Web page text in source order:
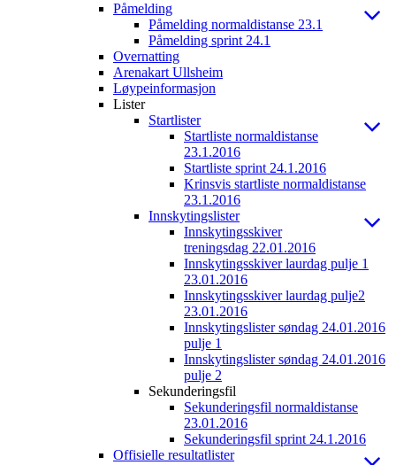
Påmelding
Påmelding normaldistanse 23.1
Påmelding sprint 24.1
Overnatting
Arenakart Ullsheim
Løypeinformasjon
Lister
Startlister
Startliste normaldistanse
23.1.2016
Startliste sprint 24.1.2016
Krinsvis startliste normaldistanse
23.1.2016
Innskytingslister
Innskytingsskiver
treningsdag 22.01.2016
Innskytingsskiver laurdag pulje 1
23.01.2016
Innskytingsskiver laurdag pulje2
23.01.2016
Innskytingslister søndag 24.01.2016
pulje 1
Innskytingslister søndag 24.01.2016
pulje 2
Sekunderingsfil
Sekunderingsfil normaldistanse
23.01.2016
Sekunderingsfil sprint 24.1.2016
Offisielle resultatlister